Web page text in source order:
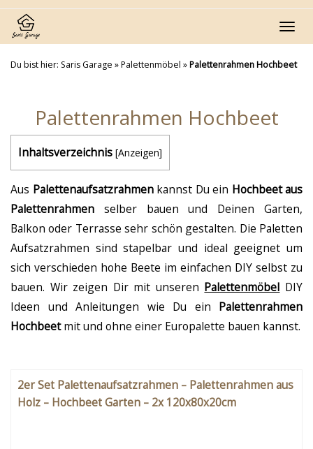
Skip
main
content
Du bist hier: Saris Garage »Palettenmöbel »Palettenrahmen Hochbeet
Palettenrahmen Hochbeet
Inhaltsverzeichnis [Anzeigen]
Aus Palettenaufsatzrahmenkannst Du ein Hochbeet aus
Palettenrahmen selber bauen und Deinen Garten,
Balkon oder Terrasse sehr schön gestalten. Die Paletten
Aufsatzrahmen sind stapelbar und ideal geeignet um
sich verschieden hohe Beete im einfachen DIY selbst zu
bauen. Wir zeigen Dir mit unseren Palettenmöbel DIY
Ideen und Anleitungen wie Du ein Palettenrahmen
Hochbeetmit und ohne einer Europalette bauen kannst.
2er Set Palettenaufsatzrahmen – Palettenrahmen aus
Holz – Hochbeet Garten – 2x 120x80x20cm